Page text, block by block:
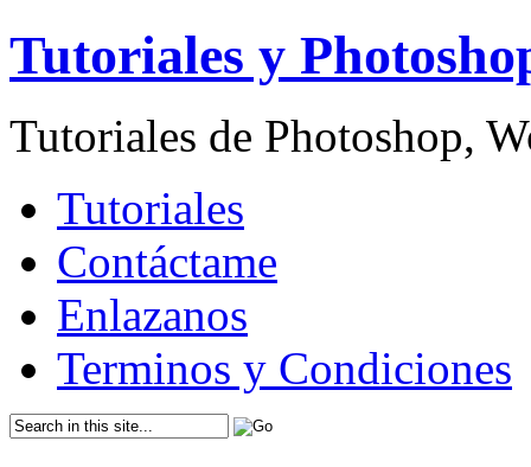
Tutoriales y
Tutoriales de Photoshop,
Tutoriales
Contáctame
Enlazanos
Terminos y Condiciones